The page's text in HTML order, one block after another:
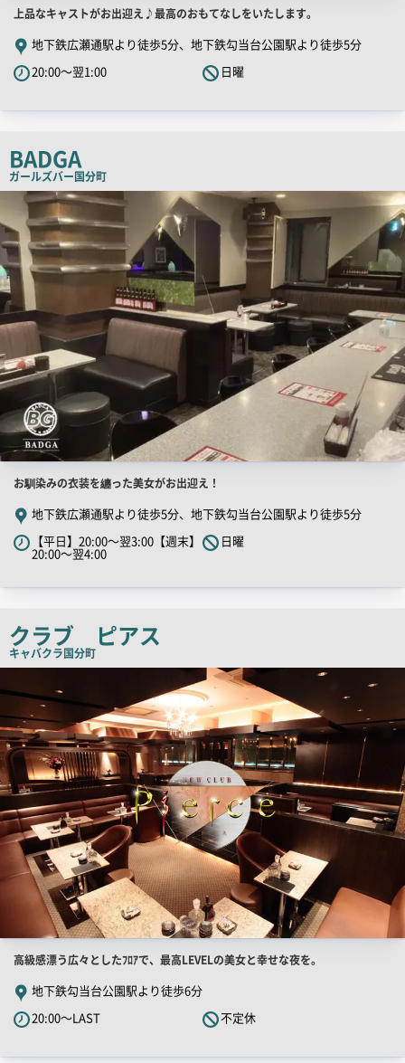
店
舗
PR
キ
コ
ピ
上品なキャストがお出迎え♪最高のおもてなしをいたします。
地下鉄広瀬通駅より徒歩5分、地下鉄勾当台公園駅より徒歩5分
20:00～翌1:00
日曜
BADGA
ガールズバー国分町
PR
画
像
店
舗
PR
キ
ッ
コ
ピ
お馴染みの衣装を纏った美女がお出迎え！
地下鉄広瀬通駅より徒歩5分、地下鉄勾当台公園駅より徒歩5分
【平日】20:00～翌3:00【週末】
20:00～翌4:00
日曜
クラブ ピアス
キャバクラ国分町
店
舗
PR
像
店
舗
PR
キ
高級感漂う広々としたﾌﾛｱで、最高LEVELの美女と幸せな夜を。
地下鉄勾当台公園駅より徒歩6分
20:00～LAST
不定休